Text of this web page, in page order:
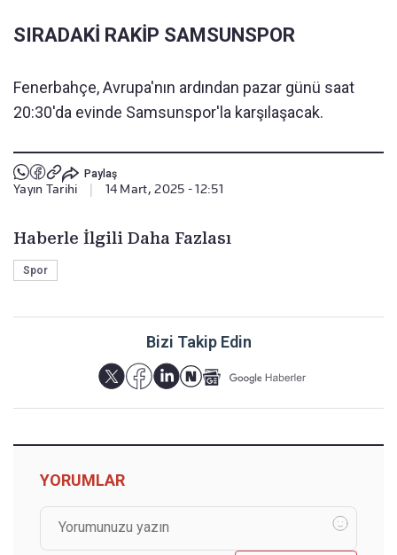
SIRADAKİ RAKİP SAMSUNSPOR
Fenerbahçe, Avrupa'nın ardından pazar günü saat
20:30'da evinde Samsunspor'la karşılaşacak.
Paylaş
Yayın Tarihi 14 Mart, 2025 - 12:51
Haberle İlgili Daha Fazlası
Spor
Bizi Takip Edin
YORUMLAR